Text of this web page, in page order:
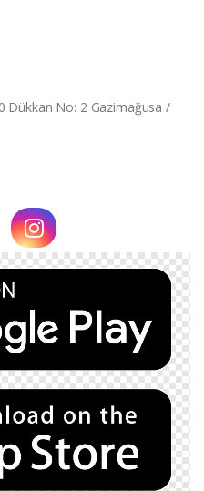
Dükkan No: 2 Gazimağusa /